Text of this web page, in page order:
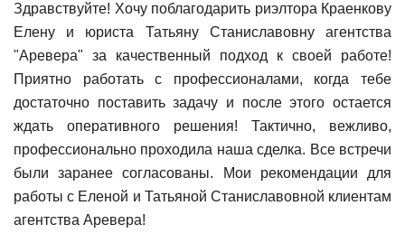
Здравствуйте! Хочу поблагодарить риэлтора Краенкову
Елену и юриста Татьяну Станиславовну агентства
"Аревера" за качественный подход к своей работе!
Приятно работать с профессионалами, когда тебе
достаточно поставить задачу и после этого остается
ждать оперативного решения! Тактично, вежливо,
профессионально проходила наша сделка. Все встречи
были заранее согласованы. Мои рекомендации для
работы с Еленой и Татьяной Станиславовной клиентам
агентства Аревера!